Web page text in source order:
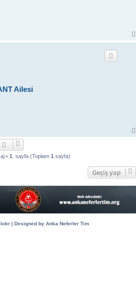
Ailesi
• 1 . sayfa (Toplam 1 sayfa)
Geçiş yap
| Designed by Anka Neferler Tim